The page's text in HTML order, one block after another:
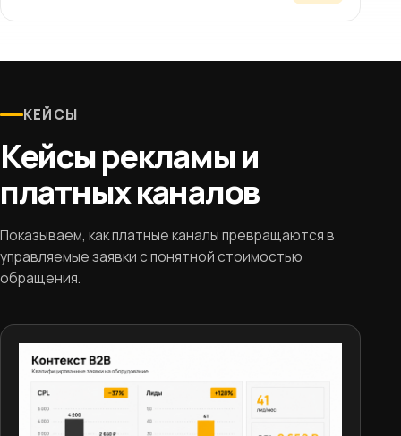
КЕЙСЫ
Кейсы рекламы и
платных каналов
Показываем, как платные каналы превращаются в
управляемые заявки с понятной стоимостью
обращения.